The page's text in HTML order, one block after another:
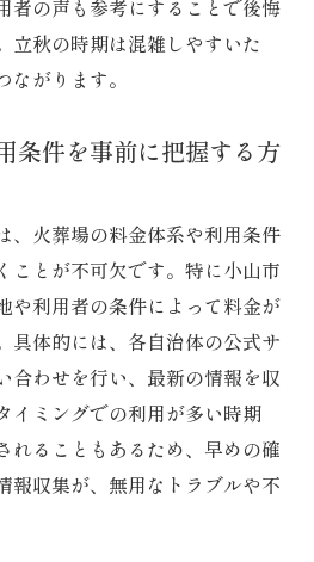
者の声も参考にすることで後悔
立秋の時期は混雑しやすいた
がります。
条件を事前に把握する方
、火葬場の料金体系や利用条件
ことが不可欠です。特に小山市
や利用者の条件によって料金が
具体的には、各自治体の公式サ
合わせを行い、最新の情報を収
イミングでの利用が多い時期
れることもあるため、早めの確
報収集が、無用なトラブルや不